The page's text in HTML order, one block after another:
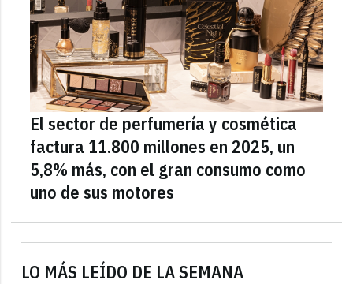
LO MÁS LEÍDO DE LA SEMANA
El sector de perfumería y cosmética
factura 11.800 millones en 2025, un
5,8% más, con el gran consumo como
uno de sus motores